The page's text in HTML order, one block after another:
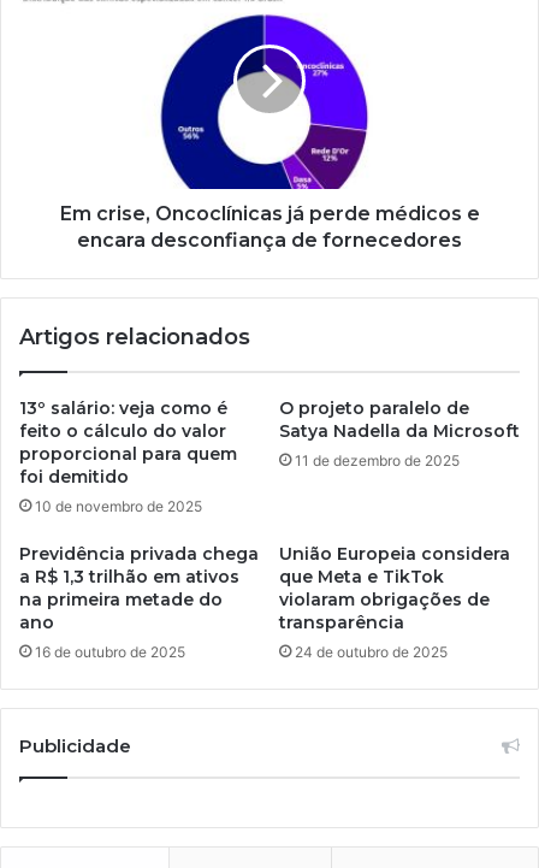
Em crise, Oncoclínicas já perde médicos e
encara desconfiança de fornecedores
Artigos relacionados
13º salário: veja como é
feito o cálculo do valor
proporcional para quem
foi demitido
10 de novembro de 2025
O projeto paralelo de
Satya Nadella da Microsoft
11 de dezembro de 2025
Previdência privada chega
a R$ 1,3 trilhão em ativos
na primeira metade do
ano
16 de outubro de 2025
União Europeia considera
que Meta e TikTok
violaram obrigações de
transparência
24 de outubro de 2025
Publicidade